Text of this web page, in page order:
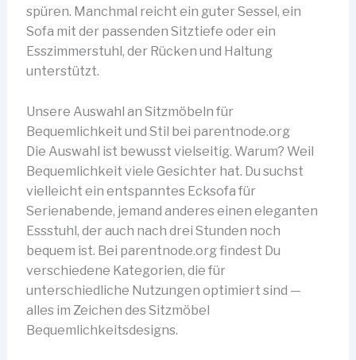
spüren. Manchmal reicht ein guter Sessel, ein
Sofa mit der passenden Sitztiefe oder ein
Esszimmerstuhl, der Rücken und Haltung
unterstützt.
Unsere Auswahl an Sitzmöbeln für
Bequemlichkeit und Stil bei parentnode.org
Die Auswahl ist bewusst vielseitig. Warum? Weil
Bequemlichkeit viele Gesichter hat. Du suchst
vielleicht ein entspanntes Ecksofa für
Serienabende, jemand anderes einen eleganten
Essstuhl, der auch nach drei Stunden noch
bequem ist. Bei parentnode.org findest Du
verschiedene Kategorien, die für
unterschiedliche Nutzungen optimiert sind —
alles im Zeichen des Sitzmöbel
Bequemlichkeitsdesigns.